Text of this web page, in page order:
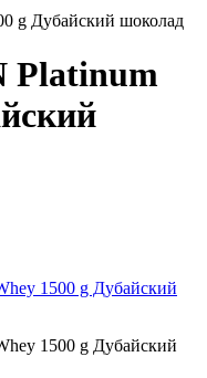
g Дубайский шоколад
Platinum